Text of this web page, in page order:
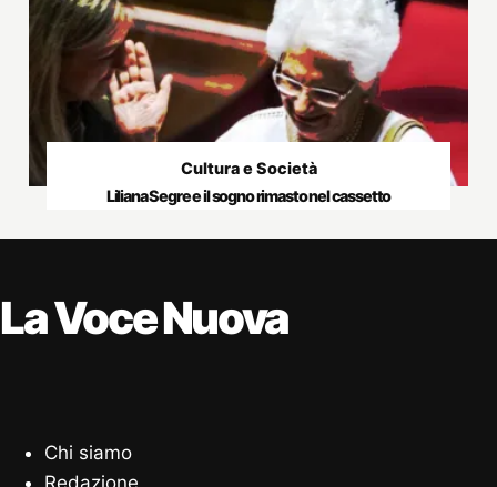
Cultura e Società
Liliana Segre e il sogno rimasto nel cassetto
La Voce Nuova
Chi siamo